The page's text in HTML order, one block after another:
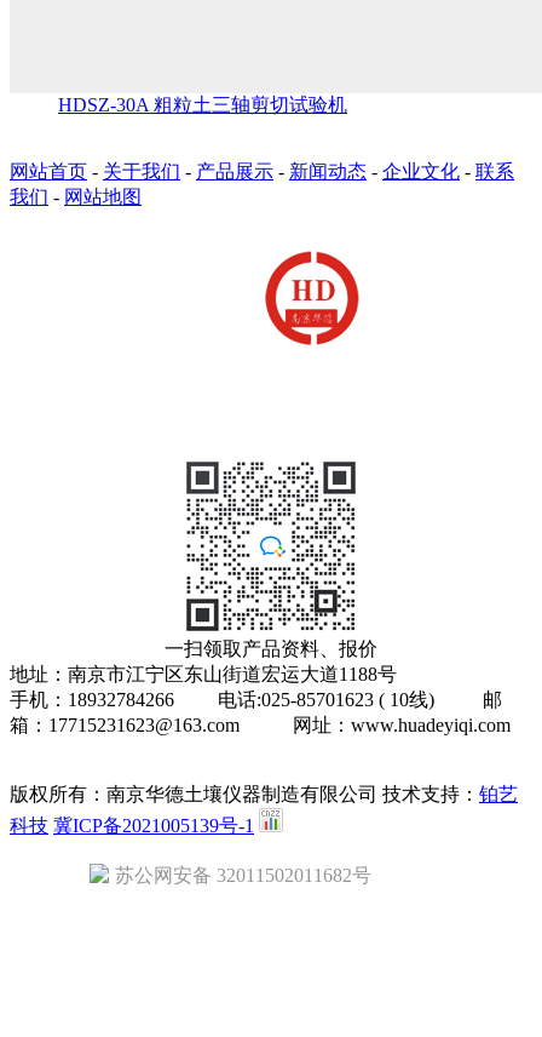
HDSZ-30A 粗粒土三轴剪切试验机
网站首页 - 关于我们 - 产品展示 - 新闻动态 - 企业文化 - 联系
我们 - 网站地图
一扫领取产品资料、报价
地址：南京市江宁区东山街道宏运大道1188号
手机：18932784266 电话:025-85701623 ( 10线) 邮
箱：17715231623@163.com 网址：www.huadeyiqi.com
版权所有：南京华德土壤仪器制造有限公司 技术支持： 铂艺
科技 冀ICP备2021005139号-1
苏公网安备 32011502011682号